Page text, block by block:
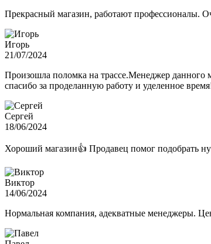
Прекрасный магазин, работают профессионалы.
Игорь
21/07/2024
Произошла поломка на трассе.Менеджер данного
спасибо за проделанную работу и уделенное
Сергей
18/06/2024
Хороший магазин👍 Продавец помог подобрать
Виктор
14/06/2024
Нормальная компания, адекватные менеджеры.